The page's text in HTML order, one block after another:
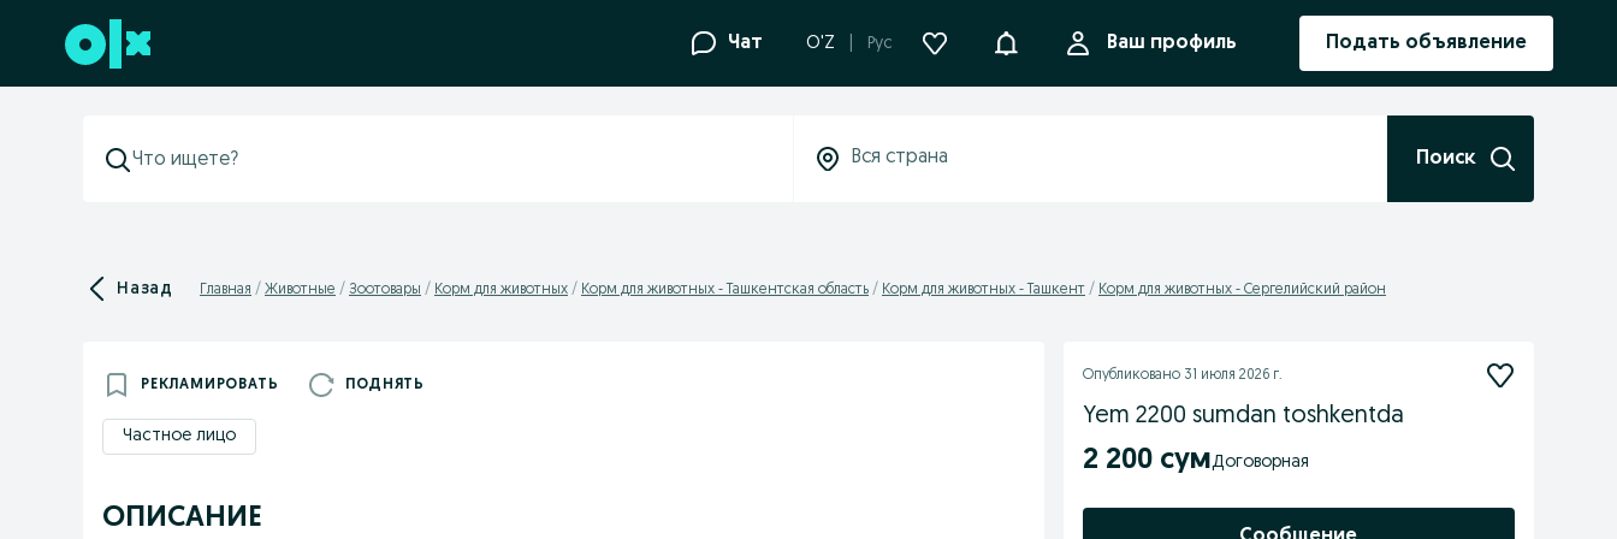
Перейти к нижнему колонтитулу Чат O'Z Рус УведомленияВаш профиль Подать объявление
Поиск
Назад Главная Животные Зоотовары Корм для животных Корм для животных - Ташкентская область Корм для животных - Ташкент Корм для животных - Сергелийский район
РЕКЛАМИРОВАТЬ ПОДНЯТЬ
Частное лицо
ОПИСАНИЕ
Опубликовано 31 июля 2026 г.
Yem 2200 sumdan toshkentda
2 200 сум Договорная